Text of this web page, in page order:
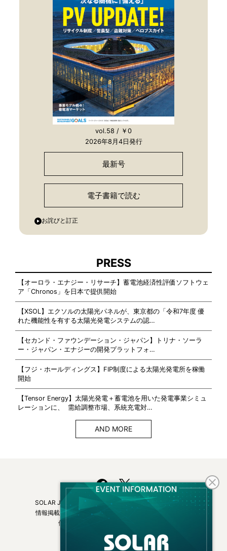
vol.58 / ￥0
2026年8月4日発行
最新号
電子書籍で読む
お詫びと訂正
PRESS
【オーロラ・エナジー・リサーチ】蓄電池経済性評価ソフトウェ
ア「Chronos」を日本で提供開始
【XSOL】エクソルの太陽光パネルが、東京都の「令和7年度 優
れた機能性を有する太陽光発電システムの認…
【セカンド・ファウンデーション・ジャパン】トリナ・ソーラ
ー・ジャパン・エナジーの開発プラットフォ…
【フジ・ホールディングス】FIP制度による太陽光発電所を稼働
開始
【Tensor Energy】太陽光発電＋蓄電池を用いた発電事業シミュ
レーションに、 需給調整市場、系統充電対…
AND MORE
SOLAR JOURNALについて
フリーマガジンはこちら
情報掲載について
広告掲載について
個人情報保護方針